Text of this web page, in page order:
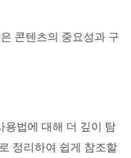
콘텐츠의 중요성과 구
용법에 대해 더 깊이 탐
정리하여 쉽게 참조할